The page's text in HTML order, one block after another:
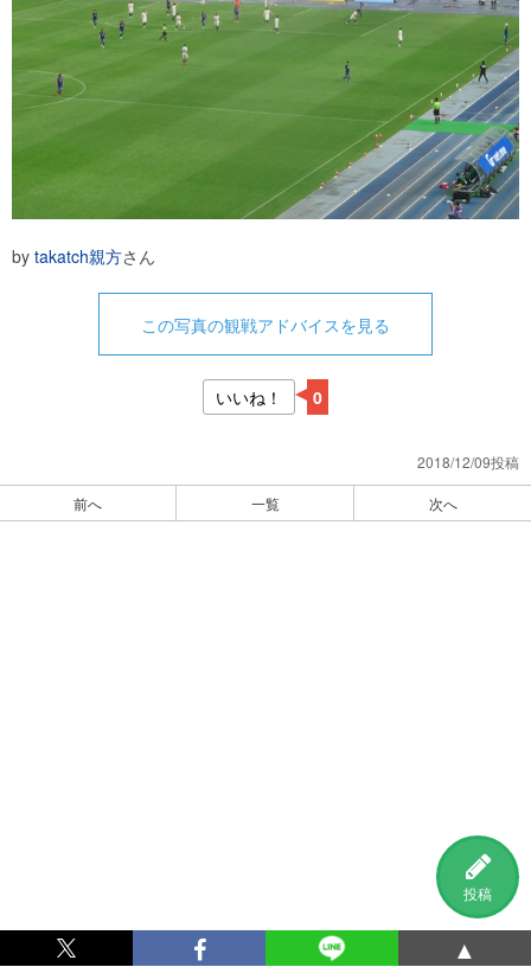
投稿
by takatch親方さん
この写真の観戦アドバイスを見る
いいね！ 0
2018/12/09投稿
前へ 一覧 次へ
▲